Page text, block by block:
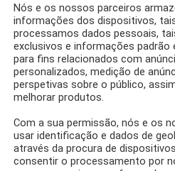
alcalina,
Nós e os nossos parceiros
informações dos dispositivos,
processamos dados pessoais,
exclusivos e informações padrão
para fins relacionados com
personalizados, medição de
perspetivas sobre o público,
melhorar produtos.
Com a sua permissão, nós e os
usar identificação e dados de
através da procura de
consentir o processamento por